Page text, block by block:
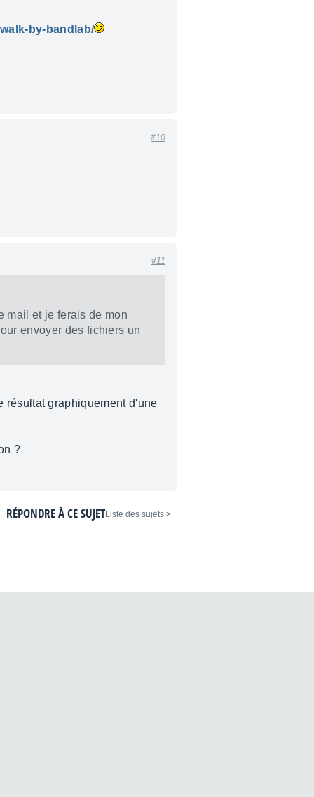
by-bandlab/
#10
#11
mail et je ferais de mon
envoyer des fichiers un
résultat graphiquement d'une
?
< Liste des sujets
RÉPONDRE À CE SUJET